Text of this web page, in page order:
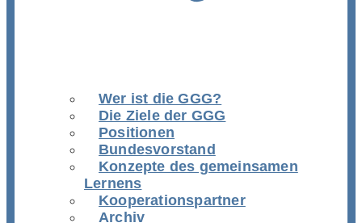
Wer ist die GGG?
Die Ziele der GGG
Positionen
Bundesvorstand
Konzepte des gemeinsamen
Lernens
Kooperationspartner
Archiv